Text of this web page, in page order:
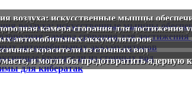
воздуха: искусственные мышцы
камера сгорания для достижения
автомобильных аккумуляторов
красители из сточных вод
и могли бы предотвратить ядерную